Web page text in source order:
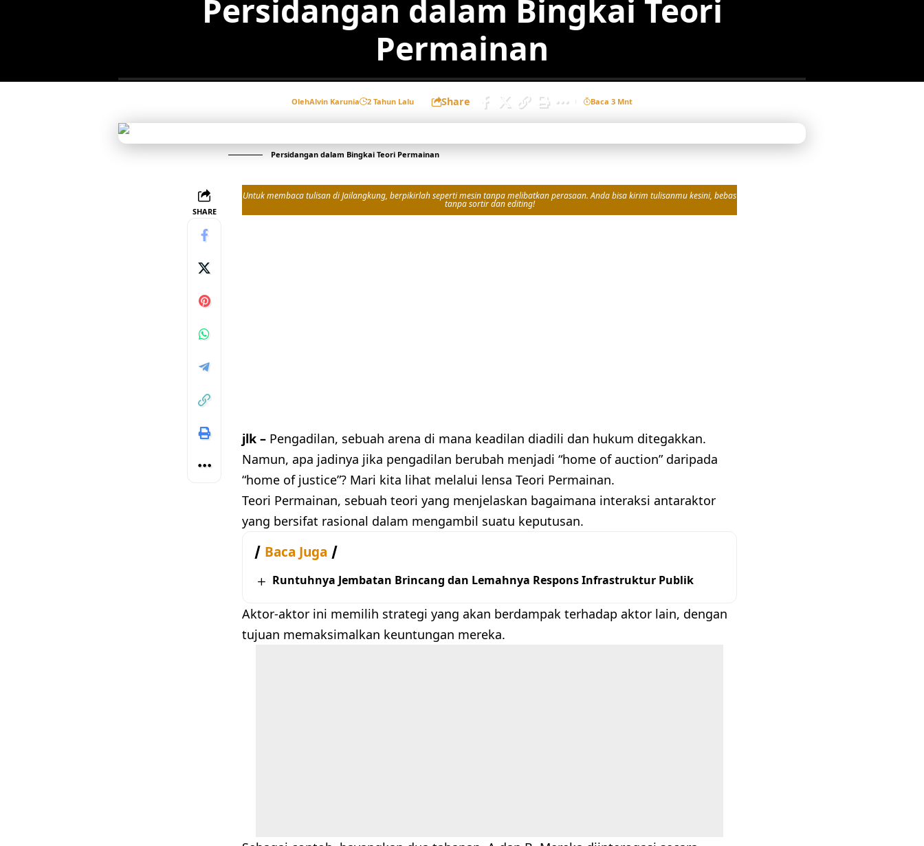
Persidangan dalam Bingkai Teori
Permainan
OlehAlvin Karunia 2 Tahun Lalu Share Baca 3 Mnt
Persidangan dalam Bingkai Teori Permainan
SHARE
Untuk membaca tulisan di Jailangkung, berpikirlah seperti mesin tanpa melibatkan perasaan. Anda bisa kirim tulisanmu kesini, bebas
tanpa sortir dan editing!
jlk – Pengadilan, sebuah arena di mana keadilan diadili dan hukum ditegakkan.
Namun, apa jadinya jika pengadilan berubah menjadi “home of auction” daripada
“home of justice”? Mari kita lihat melalui lensa Teori Permainan.
Teori Permainan, sebuah teori yang menjelaskan bagaimana interaksi antaraktor
yang bersifat rasional dalam mengambil suatu keputusan.
Baca Juga
Runtuhnya Jembatan Brincang dan Lemahnya Respons Infrastruktur Publik
Aktor-aktor ini memilih strategi yang akan berdampak terhadap aktor lain, dengan
tujuan memaksimalkan keuntungan mereka.